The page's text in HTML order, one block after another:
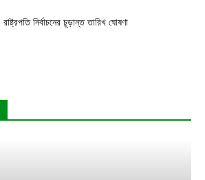
রাষ্ট্রপতি নির্বাচনের চূড়ান্ত তারিখ ঘোষণা